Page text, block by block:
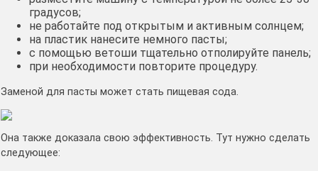
градусов;
не работайте под открытым и активным солнцем;
на пластик нанесите немного пасты;
с помощью ветоши тщательно отполируйте панель;
при необходимости повторите процедуру.
Заменой для пасты может стать пищевая сода.
Она также доказала свою эффективность. Тут нужно сделать
следующее: